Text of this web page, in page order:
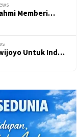
Memberi…
Untuk Ind…